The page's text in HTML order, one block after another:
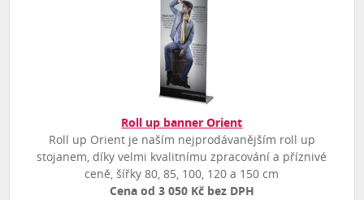
Roll up banner Orient
Roll up Orient je naším nejprodávanějším roll up
stojanem, díky velmi kvalitnímu zpracování a příznivé
ceně, šířky 80, 85, 100, 120 a 150 cm
Cena od 3 050 Kč bez DPH